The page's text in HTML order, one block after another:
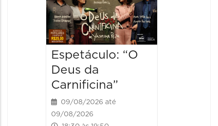
Espetáculo: “O
Deus da
Carnificina”
09/08/2026 até
09/08/2026